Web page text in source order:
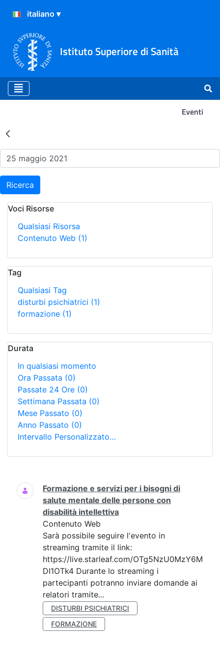
Istituto Superiore di Sanità
Eventi
Risultati della Ricerca -
Ricerca
Voci Risorse
Qualsiasi Risorsa
Contenuto Web (1)
Tag
Qualsiasi Tag
disturbi psichiatrici (1)
formazione (1)
Durata
In qualsiasi momento
Ora Passata (0)
Passate 24 Ore (0)
Settimana Passata (0)
Mese Passato (0)
Anno Passato (0)
Intervallo Personalizzato…
Ricerca
Formazione e servizi per i bisogni di
salute mentale delle persone con
disabilità intellettiva
Contenuto Web
Sarà possibile seguire l'evento in
streaming tramite il link:
https://live.starleaf.com/OTg5NzU0MzY6M
DI1OTk4 Durante lo streaming i
partecipanti potranno inviare domande ai
relatori tramite...
DISTURBI PSICHIATRICI
FORMAZIONE